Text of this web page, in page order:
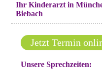
Ihr Kinderarzt in
Biebach
Jetzt Termin
Unsere Sprechzeiten: